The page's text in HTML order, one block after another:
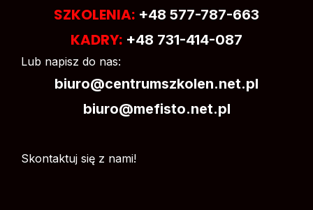
SZKOLENIA: +48 577-787-663
KADRY: +48 731-414-087
Lub napisz do nas:
biuro@centrumszkolen.net.pl
biuro@mefisto.net.pl
Skontaktuj się z nami!